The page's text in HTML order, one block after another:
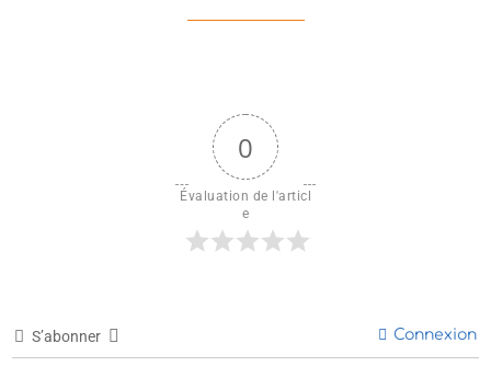
0
Évaluation de l'articl
e
S’abonner Connexion